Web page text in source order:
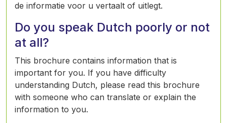
de informatie voor u vertaalt of uitlegt.
Do you speak Dutch poorly or not
at all?
This brochure contains information that is
important for you. If you have difficulty
understanding Dutch, please read this brochure
with someone who can translate or explain the
information to you.